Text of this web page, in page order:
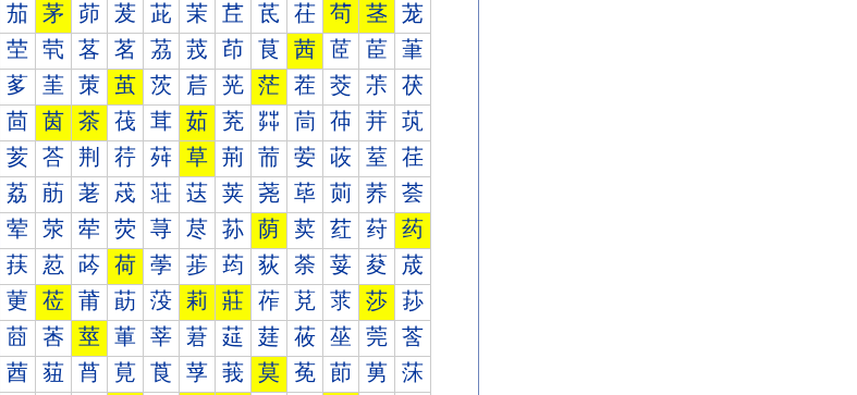
茄 茅 茆 茇 茈 茉 茊 茋 茌 茍 茎 茏
茔 茕 茖 茗 茘 茙 茚 茛 茜 茝 茞 茟
茤 茥 茦 茧 茨 茩 茪 茫 茬 茭 茮 茯
茴 茵 茶 茷 茸 茹 茺 茻 茼 茽 茾 茿
荄 荅 荆 荇 荈 草 荊 荋 荌 荍 荎 荏
荔 荕 荖 荗 荘 荙 荚 荛 荜 荝 荞 荟
荤 荥 荦 荧 荨 荩 荪 荫 荬 荭 荮 药
荴 荵 荶 荷 荸 荹 荺 荻 荼 荽 荾 荿
莄 莅 莆 莇 莈 莉 莊 莋 莌 莍 莎 莏
莔 莕 莖 莗 莘 莙 莚 莛 莜 莝 莞 莟
莤 莥 莦 莧 莨 莩 莪 莫 莬 莭 莮 莯